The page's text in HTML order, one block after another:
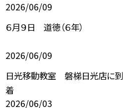
2026/06/09
６月９日 道徳（６年）
2026/06/09
日光移動教室 磐梯日光店に到
着
2026/06/03